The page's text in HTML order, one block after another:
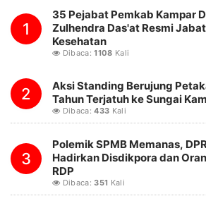
1
35 Pejabat Pemkab Kampar
Zulhendra Das'at Resmi
Kesehatan
Dibaca:1108 Kali
2
Aksi Standing Berujung
Tahun Terjatuh ke Sungai
Dibaca:433 Kali
3
Polemik SPMB Memanas,
Hadirkan Disdikpora dan
RDP
Dibaca:351 Kali